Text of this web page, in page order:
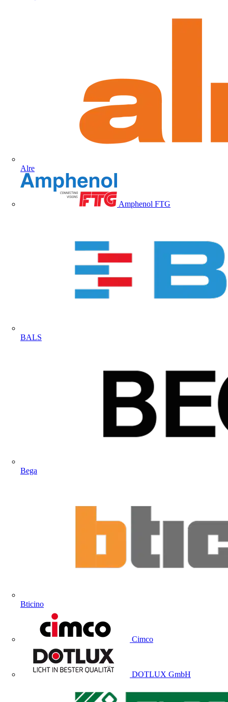
Alre
Amphenol FTG
BALS
Bega
Bticino
Cimco
DOTLUX GmbH